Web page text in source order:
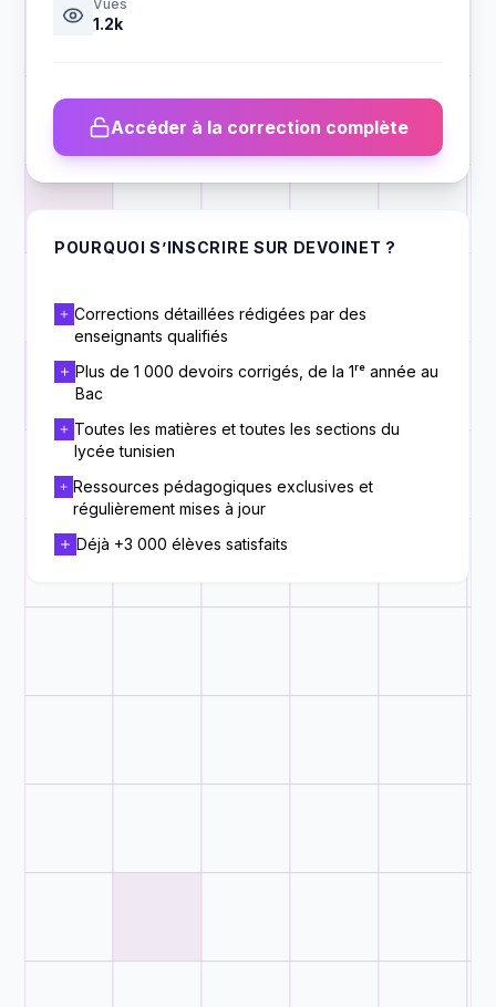
Vues
1.2k
Accéder à la correction complète
POURQUOI S’INSCRIRE SUR DEVOINET ?
Corrections détaillées rédigées par des
enseignants qualifiés
Plus de 1 000 devoirs corrigés, de la 1ʳᵉ année au
Bac
Toutes les matières et toutes les sections du
lycée tunisien
Ressources pédagogiques exclusives et
régulièrement mises à jour
Déjà +3 000 élèves satisfaits